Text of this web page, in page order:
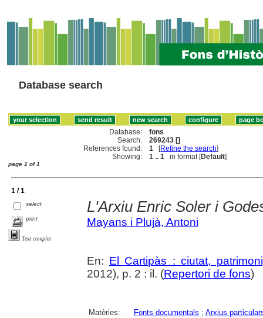
Database search
Database:
fons
Search:
269243 []
References found:
1 [Refine the search]
Showing:
1 .. 1 in format [Default]
page 1 of 1
1 / 1
select
print
Text complet
L'Arxiu Enric Soler i
Mayans i Plujà, Antoni
En: El Cartipàs : ciutat,
2012), p. 2 : il. (Repertori de fons)
Matèries: Fonts documentals ; Arxius